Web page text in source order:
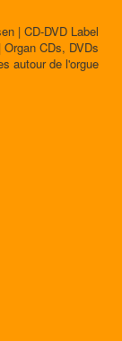
| CD-DVD Label
CDs, DVDs
autour de l'orgue